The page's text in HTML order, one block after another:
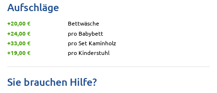
Aufschläge
+20,00 €
Bettwäsche
+24,00 €
pro Babybett
+33,00 €
pro Set Kaminholz
+19,00 €
pro Kinderstuhl
Sie brauchen Hilfe?